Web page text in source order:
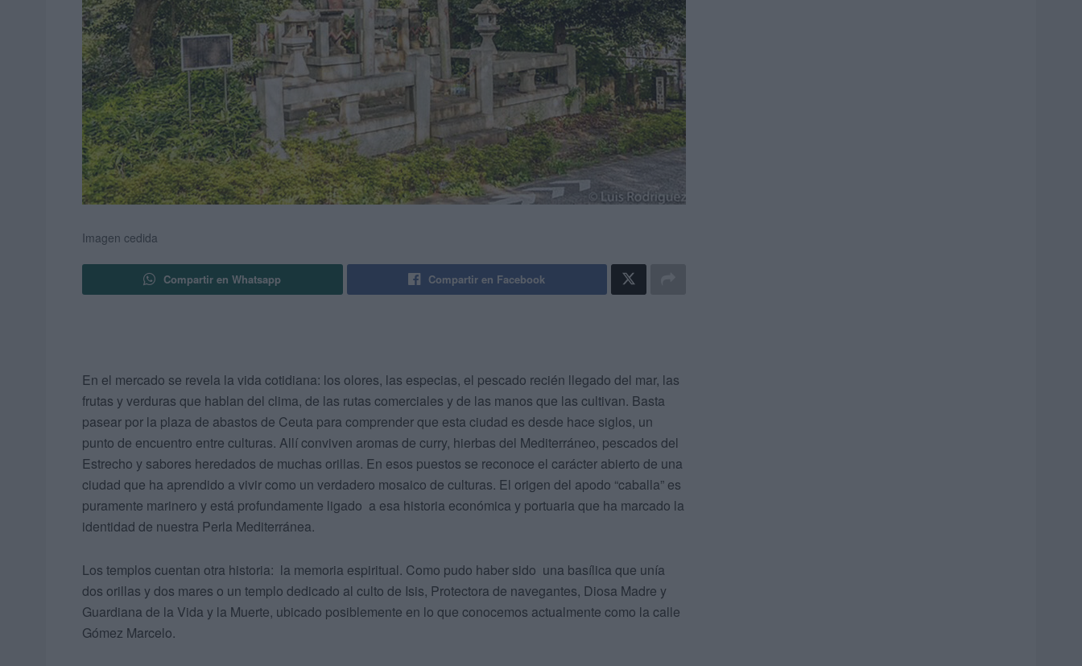
Imagen cedida
Compartir en Whatsapp Compartir en Facebook
En el mercado se revela la vida cotidiana: los olores, las especias, el pescado recién llegado del mar, las
frutas y verduras que hablan del clima, de las rutas comerciales y de las manos que las cultivan. Basta
pasear por la plaza de abastos de Ceuta para comprender que esta ciudad es desde hace siglos, un
punto de encuentro entre culturas. Allí conviven aromas de curry, hierbas del Mediterráneo, pescados del
Estrecho y sabores heredados de muchas orillas. En esos puestos se reconoce el carácter abierto de una
ciudad que ha aprendido a vivir como un verdadero mosaico de culturas. El origen del apodo “caballa” es
puramente marinero y está profundamente ligado a esa historia económica y portuaria que ha marcado la
identidad de nuestra Perla Mediterránea.
Los templos cuentan otra historia: la memoria espiritual. Como pudo haber sido una basílica que unía
dos orillas y dos mares o un templo dedicado al culto de Isis, Protectora de navegantes, Diosa Madre y
Guardiana de la Vida y la Muerte, ubicado posiblemente en lo que conocemos actualmente como la calle
Gómez Marcelo.